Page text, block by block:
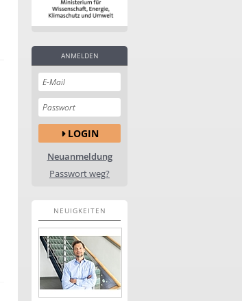
ANMELDEN
LOGIN
Neuanmeldung
Passwort weg?
NEUIGKEITEN